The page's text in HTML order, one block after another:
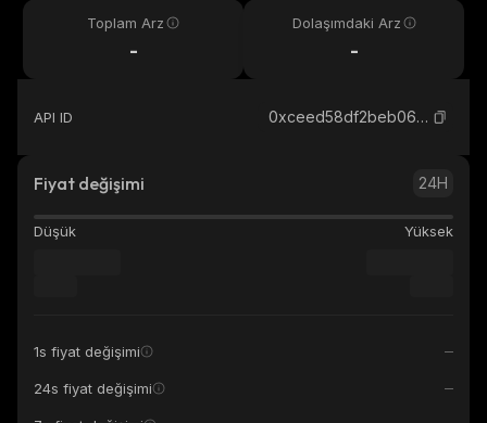
Toplam Arz
-
Dolaşımdaki Arz
-
API ID 0xceed58df2beb063e97d48c2f328efa2633284444_binance_smart
Fiyat değişimi 24H
Düşük Yüksek
1s fiyat değişimi
24s fiyat değişimi